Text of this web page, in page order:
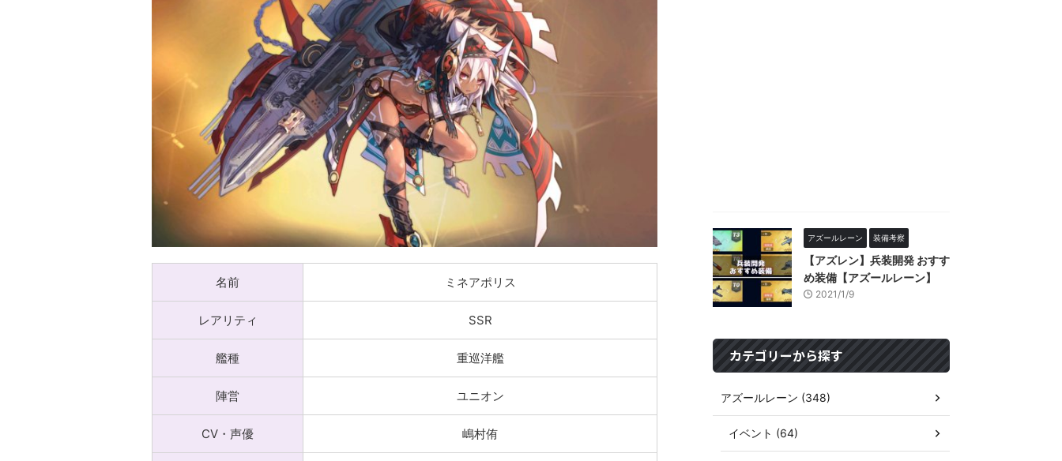
名前 ミネアポリス
レアリティ SSR
艦種 重巡洋艦
陣営 ユニオン
CV・声優 嶋村侑
アズールレーン 装備考察
【アズレン】兵装開発 おすす
め装備【アズールレーン】
2021/1/9
カテゴリーから探す
アズールレーン (348)
イベント (64)